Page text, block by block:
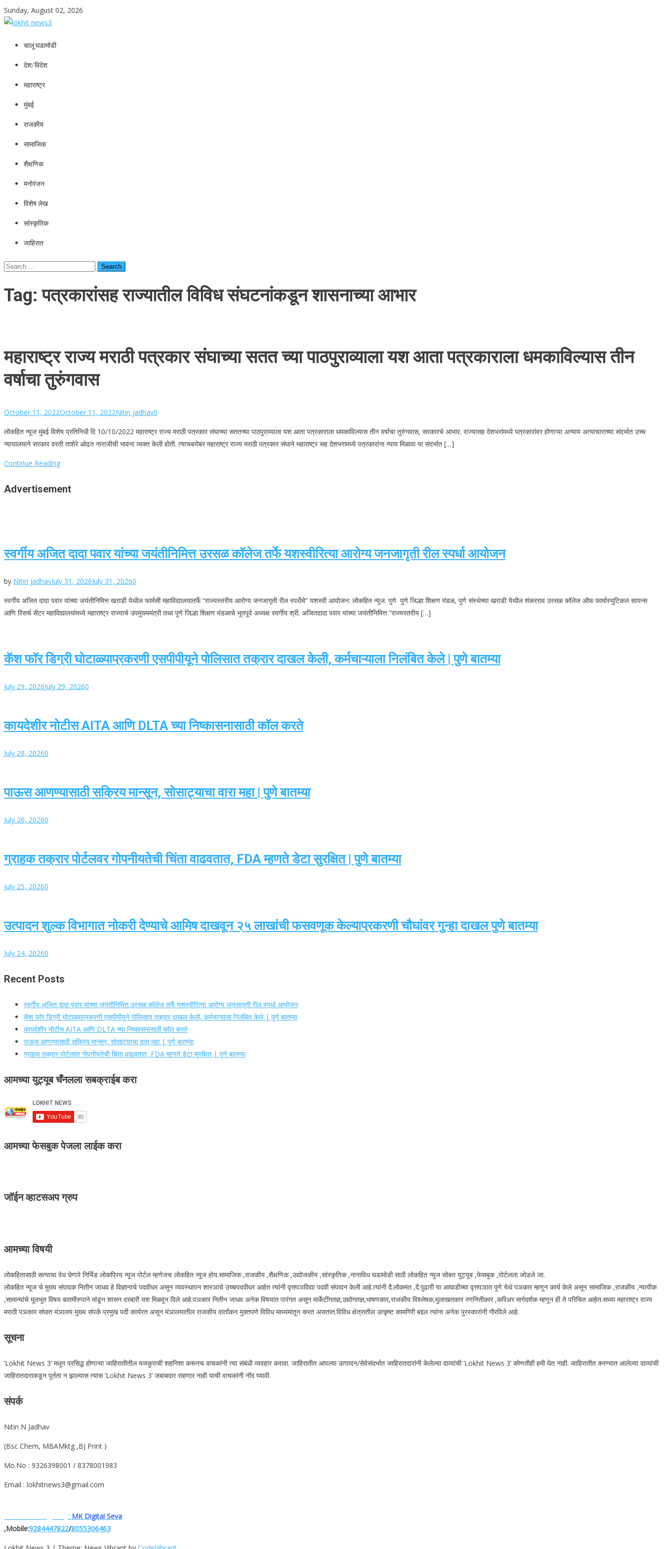
Skip
to
Sunday, August 02, 2026
lokhit news3
lokhit news 3
चालू घडामोडी
देश/विदेश
महाराष्ट्र
मुंबई
राजकीय
सामाजिक
शैक्षणिक
मनोरंजन
विशेष लेख
सांस्कृतिक
जाहिरात
Search
Tag:पत्रकारांसह राज्यातील विविध संघटनांकडून शासनाच्या आभार
महाराष्ट्र राज्य मराठी पत्रकार संघाच्या सतत च्या पाठपुराव्याला यश आता पत्रकाराला धमकाविल्यास तीन
वर्षाचा तुरुंगवास
October 11, 2022October 11, 2022Nitin jadhav0
लोकहित न्यूज मुंबई विशेष प्रतिनिधी दि 10/10/2022 महाराष्ट्र राज्य मराठी पत्रकार संघाच्या सततच्या पाठपुराव्याला यश आता पत्रकाराला धमकाविल्यास तीन वर्षाचा तुरुंगवास, सरकारचे आभार. राज्यासह देशभरांमध्ये पत्रकारांवर होणाऱ्या अन्याय अत्याचाराच्या संदर्भात उच्च
न्यायालयाने सरकार वरती ताशेरे ओढत नाराजीची भावना व्यक्त केली होती. त्याचबरोबर महाराष्ट्र राज्य मराठी पत्रकार संघाने महाराष्ट्र सह देशभरामध्ये पत्रकारांना न्याय मिळावा या संदर्भात […]
Continue Reading
Advertisement
स्वर्गीय अजित दादा पवार यांच्या जयंतीनिमित्त उरसळ कॉलेज तर्फे यशस्वीरित्या आरोग्य जनजागृती रील स्पर्धा आयोजन
by Nitin jadhavJuly 31, 2026July 31, 20260
स्वर्गीय अजित दादा पवार यांच्या जयंतीनिमित्त खराडी येथील फार्मसी महाविद्यालयातर्फे “राज्यस्तरीय आरोग्य जनजागृती रील स्पर्धेचे” यशस्वी आयोजन: लोकहित न्यूज. पुणे पुणे जिल्हा शिक्षण मंडळ, पुणे संस्थेच्या खराडी येथील शंकरराव उरसळ कॉलेज ऑफ फार्मास्युटिकल सायन्स
आणि रिसर्च सेंटर महाविद्यालयांमध्ये महाराष्ट्र राज्याचे उपमुख्यमंत्री तथा पुणे जिल्हा शिक्षण मंडळाचे भूतपूर्व अध्यक्ष स्वर्गीय श्री. अजितदादा पवार यांच्या जयंतीनिमित्त ”राज्यस्तरीय […]
कॅश फॉर डिग्री घोटाळ्याप्रकरणी एसपीपीयूने पोलिसात तक्रार दाखल केली, कर्मचाऱ्याला निलंबित केले | पुणे बातम्या
July 29, 2026July 29, 20260
कायदेशीर नोटीस AITA आणि DLTA च्या निष्कासनासाठी कॉल करते
July 28, 20260
पाऊस आणण्यासाठी सक्रिय मान्सून, सोसाट्याचा वारा महा | पुणे बातम्या
July 26, 20260
ग्राहक तक्रार पोर्टलवर गोपनीयतेची चिंता वाढवतात, FDA म्हणते डेटा सुरक्षित | पुणे बातम्या
July 25, 20260
उत्पादन शुल्क विभागात नोकरी देण्याचे आमिष दाखवून २५ लाखांची फसवणूक केल्याप्रकरणी चौघांवर गुन्हा दाखल पुणे बातम्या
July 24, 20260
Recent Posts
स्वर्गीय अजित दादा पवार यांच्या जयंतीनिमित्त उरसळ कॉलेज तर्फे यशस्वीरित्या आरोग्य जनजागृती रील स्पर्धा आयोजन
कॅश फॉर डिग्री घोटाळ्याप्रकरणी एसपीपीयूने पोलिसात तक्रार दाखल केली, कर्मचाऱ्याला निलंबित केले | पुणे बातम्या
कायदेशीर नोटीस AITA आणि DLTA च्या निष्कासनासाठी कॉल करते
पाऊस आणण्यासाठी सक्रिय मान्सून, सोसाट्याचा वारा महा | पुणे बातम्या
ग्राहक तक्रार पोर्टलवर गोपनीयतेची चिंता वाढवतात, FDA म्हणते डेटा सुरक्षित | पुणे बातम्या
आमच्या युट्यूब चँनलला सबक्राईब करा
आमच्या फेसबुक पेजला लाईक करा
जॉईन व्हाटसअप ग्रुप
आमच्या विषयी
लोकहितासाठी सत्याचा वेध घेणारे निर्भिड लोकप्रिय न्यूज पोर्टल म्हणेजच लोकहित न्यूज होय.सामाजिक ,राजकीय ,शैक्षणिक ,उद्योजकीय ,सांस्कृतिक ,नानाविध घडामोडी साठी लोकहित न्यूज सोबत युट्यूब ,फेसबुक ,पोर्टलला जोडले जा.
लोकहित न्यूज चे मुख्य संपादक नितीन जाधव हे विज्ञानाचे पदवीधर असून व्यवस्थापन शास्ञाचे उच्चपदवीधर आहेत त्यांनी वृत्तपञविद्या पदवी संपादन केली आहे.त्यांनी दै.लोकमत ,दै.पुढारी या आघाडीच्या वृत्तपञात पुणे येथे पञकार म्हणून कार्य केले असून सामाजिक ,राजकीय ,न्यायीक
,सामान्यांचे मूलभूत विषय बातमीरुपाने मांडून शासन दरबारी यश मिळवून दिले आहे.पञकार नितीन जाधव अनेक विषयात पारंगत असून मार्केटींगतज्ञ,उद्योगतज्ञ,भाषणकार,राजकीय विश्लेषक,मुलाखतकार रणनितीकार ,करिअर मार्गदर्शक म्हणून ही ते परिचित आहेत.सध्या महाराष्ट्र राज्य
मराठी पञकार संघात मंञालय मुख्य संपर्क प्रमुख पदी कार्यरत असून मंञालयातील राजकीय वार्तांकन मुक्तपणे विविध माध्यमातून करत असतात.विविध क्षेत्रातील उत्कृष्ट कामगिरी बद्दल त्यांना अनेक पुरस्कारांनी गौरविले आहे.
सूचना
‘Lokhit News 3’ मधून प्रसिद्ध होणाऱ्या जाहिरातीतील मजकुराची शहनिशा करूनच वाचकांनी त्या संबंधी व्यवहार करावा. जाहिरातीत आपल्या उत्पादन/सेवेसंदर्भात जाहिरातदारांनी केलेल्या दाव्यांची ‘Lokhit News 3’ कोणतीही हमी घेत नाही. जाहिरातीत करण्यात आलेल्या दाव्यांची
जाहिरातदाराकडून पूर्तता न झाल्यास त्यास ‘Lokhit News 3’ जबाबदार राहणार नाही याची वाचकांनी नोंद घ्यावी.
संपर्क
Nitin N Jadhav
(Bsc Chem, MBAMktg ,BJ Print )
Mo.No : 9326398001 / 8378001983
Email : lokhitnews3@gmail.com
: MK Digital Seva
,Mobile:9284447822/8055306463